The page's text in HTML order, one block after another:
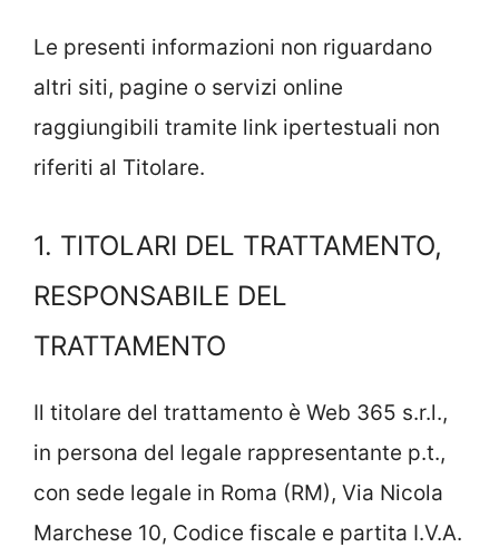
Le presenti informazioni non riguardano
altri siti, pagine o servizi online
raggiungibili tramite link ipertestuali non
riferiti al Titolare.
1. TITOLARI DEL TRATTAMENTO,
RESPONSABILE DEL
TRATTAMENTO
Il titolare del trattamento è Web 365 s.r.l.,
in persona del legale rappresentante p.t.,
con sede legale in Roma (RM), Via Nicola
Marchese 10, Codice fiscale e partita I.V.A.